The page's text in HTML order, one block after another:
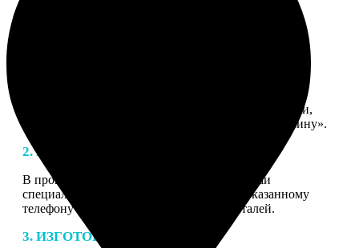
Нажмите «Сделать заказ», выберите тип продукции,
загрузите фотографии, нажмите «Добавить в корзину».
2. МАКЕТ
В процессе подготовки заказа к печати наши
специалисты могут связаться с Вами по указанному
телефону или email для согласования деталей.
3. ИЗГОТОВЛЕНИЕ